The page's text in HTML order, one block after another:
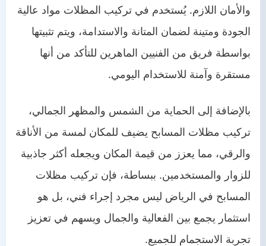
والأمان اللازم. يُستخدم في تركيب المظلات مواد عالية
الجودة ومتينة لضمان المتانة والاستدامة، ويتم تثبيتها
بواسطة فريق من الفنيين الماهرين للتأكد من أنها
مستقرة وآمنة للاستخدام اليومي.
بالإضافة إلى الحماية من الشمس والمظهر الجمالي،
تركيب مظلات المسابح يضيف للمكان لمسة من الأناقة
والرقي، مما يعزز من قيمة المكان ويجعله أكثر جاذبية
للزوار والمستخدمين. ببساطة، فإن تركيب مظلات
المسابح في الرياض ليس مجرد إجراء فني، بل هو
استثمار يجمع بين الفعالية والجمال ويسهم في تعزيز
تجربة الاستجمام للجميع.